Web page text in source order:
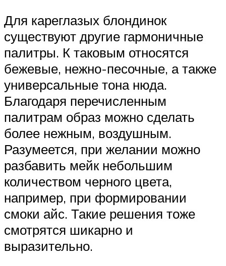
Для кареглазых блондинок
существуют другие гармоничные
палитры. К таковым относятся
бежевые, нежно-песочные, а также
универсальные тона нюда.
Благодаря перечисленным
палитрам образ можно сделать
более нежным, воздушным.
Разумеется, при желании можно
разбавить мейк небольшим
количеством черного цвета,
например, при формировании
смоки айс. Такие решения тоже
смотрятся шикарно и
выразительно.